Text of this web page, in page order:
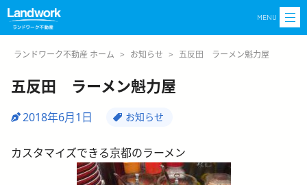
MENU
ランドワーク不動産 ホーム > お知らせ > 五反田 ラーメン魁力屋
五反田 ラーメン魁力屋
2018年6月1日 お知らせ
カスタマイズできる京都のラーメン